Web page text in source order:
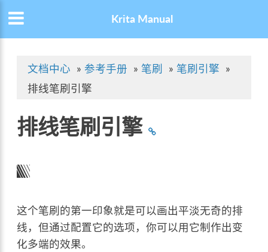
Krita Manual
文档中心 » 参考手册 » 笔刷 » 笔刷引擎 »
排线笔刷引擎
排线笔刷引擎
这个笔刷的第一印象就是可以画出平淡无奇的排
线，但通过配置它的选项，你可以用它制作出变
化多端的效果。